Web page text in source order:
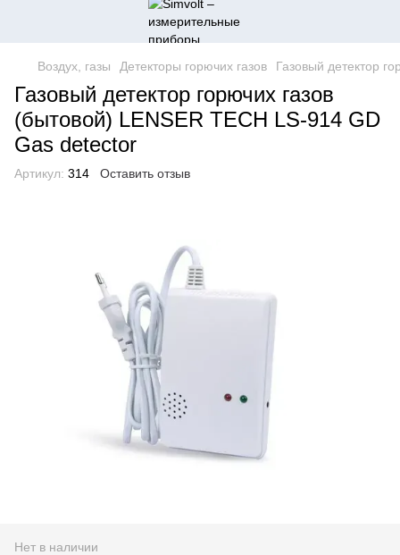
Воздух, газы Детекторы горючих газов Газовый детектор
Газовый детектор горючих газов
(бытовой) LENSER TECH LS-914 GD
Gas detector
Артикул: 314 Оставить отзыв
Нет в наличии